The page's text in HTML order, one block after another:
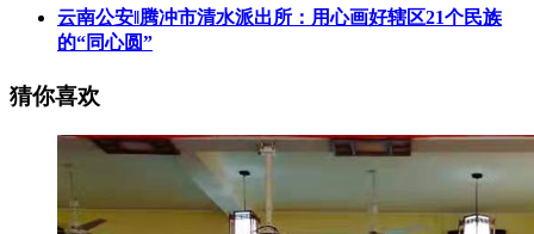
云南公安‖腾冲市清水派出所：用心画好辖区21个民族
的“同心圆”
猜你喜欢